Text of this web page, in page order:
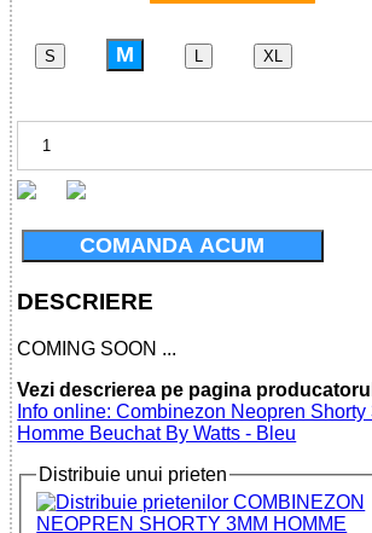
S M L XL
COMANDA ACUM
DESCRIERE
COMING SOON ...
Vezi descrierea pe pagina
Info online: Combinezon Neopren Shorty
Homme Beuchat By Watts - Bleu
Distribuie unui prieten